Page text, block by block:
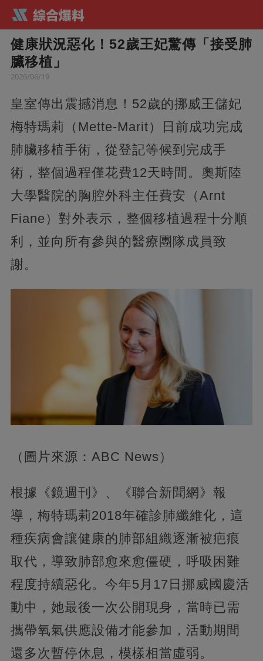
健康狀況惡化！52歲王妃驚傳「接受肺
臟移植」
2026/06/19
皇室傳出震撼消息！52歲的挪威王儲妃
梅特瑪莉（Mette-Marit）日前成功完成
肺臟移植手術，從登記等候到完成手
術，整個過程僅花費12天時間。奧斯陸
大學醫院的胸腔外科主任費安（Arnt
Fiane）對外表示，整個移植過程十分順
利，並向所有參與的醫療團隊成員致
謝。
（圖片來源：ABC News）
根據《鏡週刊》、《聯合新聞網》報
導，梅特瑪莉2018年確診肺纖維化，這
種疾病會讓健康的肺部組織逐漸被疤痕
取代，導致肺部愈來愈僵硬，呼吸困難
程度持續惡化。今年5月17日挪威國慶活
動中，她最後一次公開現身，當時已需
攜帶氧氣供應設備才能參加，活動期間
還多次暫停休息，模樣相當虛弱。